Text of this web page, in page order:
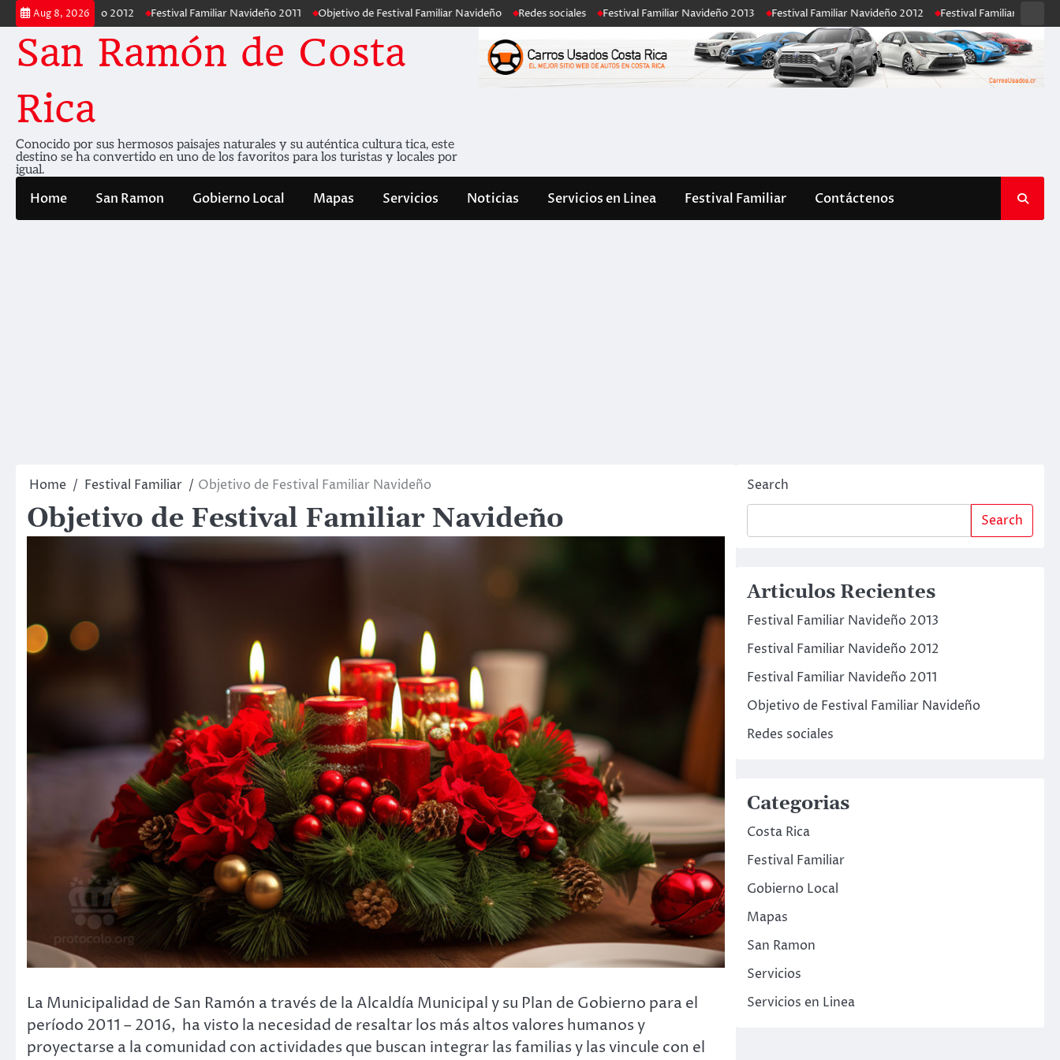
Skip
to
content
Aug 8, 2026
Navideño 2012 Festival Familiar Navideño 2011 Objetivo de Festival Familiar Navideño Redes sociales Festival Familiar Navideño 2013 Festival Familiar Navideño 2012 Festival Familiar Navideño 2011
San Ramón de Costa
Rica
Conocido por sus hermosos paisajes naturales y su auténtica cultura tica, este
destino se ha convertido en uno de los favoritos para los turistas y locales por
igual.
Home San Ramon Gobierno Local Mapas Servicios Noticias Servicios en Linea Festival Familiar Contáctenos
Home Festival Familiar Objetivo de Festival Familiar Navideño
Objetivo de Festival Familiar Navideño
La Municipalidad de San Ramón a través de la Alcaldía Municipal y su Plan de Gobierno para el
período 2011 – 2016, ha visto la necesidad de resaltar los más altos valores humanos y
proyectarse a la comunidad con actividades que buscan integrar las familias y las vincule con el
Search
Search
Articulos Recientes
Festival Familiar Navideño 2013
Festival Familiar Navideño 2012
Festival Familiar Navideño 2011
Objetivo de Festival Familiar Navideño
Redes sociales
Categorias
Costa Rica
Festival Familiar
Gobierno Local
Mapas
San Ramon
Servicios
Servicios en Linea